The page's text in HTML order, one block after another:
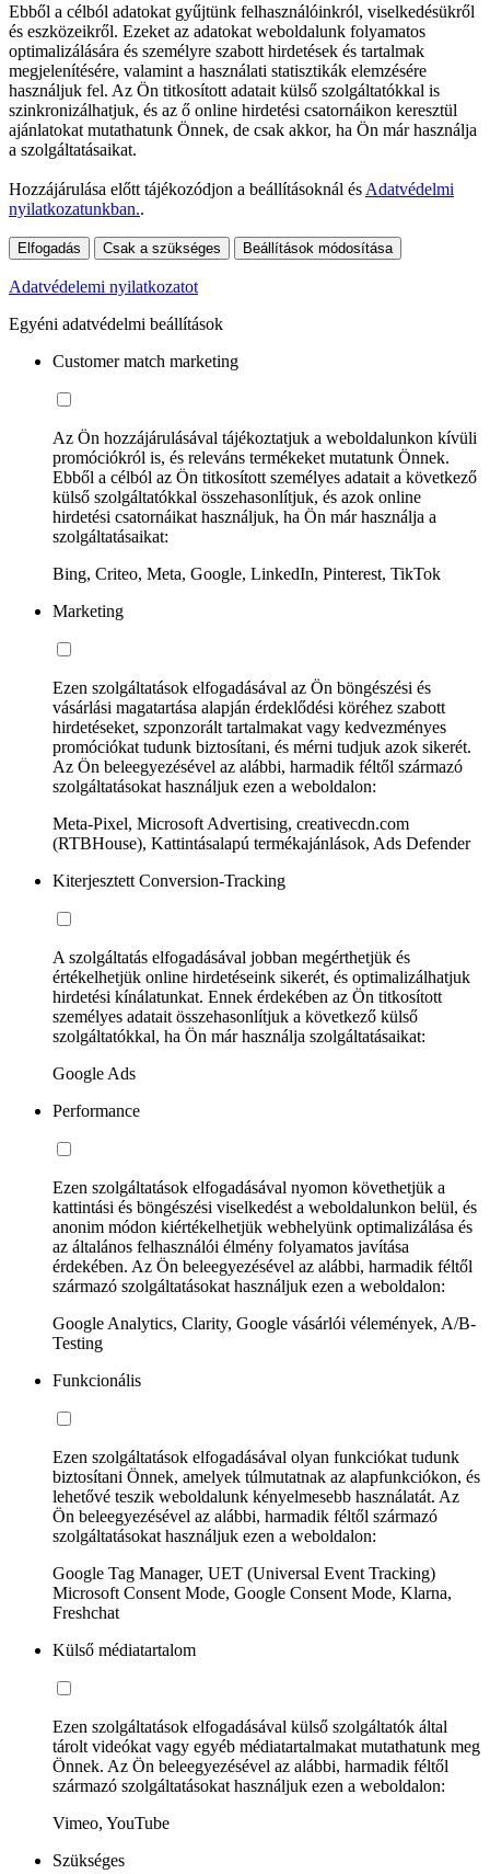
Ebből a célból adatokat gyűjtünk felhasználóinkról, viselkedésükről
és eszközeikről. Ezeket az adatokat weboldalunk folyamatos
optimalizálására és személyre szabott hirdetések és tartalmak
megjelenítésére, valamint a használati statisztikák elemzésére
használjuk fel. Az Ön titkosított adatait külső szolgáltatókkal is
szinkronizálhatjuk, és az ő online hirdetési csatornáikon keresztül
ajánlatokat mutathatunk Önnek, de csak akkor, ha Ön már használja
a szolgáltatásaikat.
Hozzájárulása előtt tájékozódjon a beállításoknál és Adatvédelmi
nyilatkozatunkban..
Elfogadás Csak a szükséges Beállítások módosítása
Adatvédelemi nyilatkozatot
Egyéni adatvédelmi beállítások
Customer match marketing
Az Ön hozzájárulásával tájékoztatjuk a weboldalunkon kívüli
promóciókról is, és releváns termékeket mutatunk Önnek.
Ebből a célból az Ön titkosított személyes adatait a következő
külső szolgáltatókkal összehasonlítjuk, és azok online
hirdetési csatornáikat használjuk, ha Ön már használja a
szolgáltatásaikat:
Bing, Criteo, Meta, Google, LinkedIn, Pinterest, TikTok
Marketing
Ezen szolgáltatások elfogadásával az Ön böngészési és
vásárlási magatartása alapján érdeklődési köréhez szabott
hirdetéseket, szponzorált tartalmakat vagy kedvezményes
promóciókat tudunk biztosítani, és mérni tudjuk azok sikerét.
Az Ön beleegyezésével az alábbi, harmadik féltől származó
szolgáltatásokat használjuk ezen a weboldalon:
Meta-Pixel, Microsoft Advertising, creativecdn.com
(RTBHouse), Kattintásalapú termékajánlások, Ads Defender
Kiterjesztett Conversion-Tracking
A szolgáltatás elfogadásával jobban megérthetjük és
értékelhetjük online hirdetéseink sikerét, és optimalizálhatjuk
hirdetési kínálatunkat. Ennek érdekében az Ön titkosított
személyes adatait összehasonlítjuk a következő külső
szolgáltatókkal, ha Ön már használja szolgáltatásaikat:
Google Ads
Performance
Ezen szolgáltatások elfogadásával nyomon követhetjük a
kattintási és böngészési viselkedést a weboldalunkon belül, és
anonim módon kiértékelhetjük webhelyünk optimalizálása és
az általános felhasználói élmény folyamatos javítása
érdekében. Az Ön beleegyezésével az alábbi, harmadik féltől
származó szolgáltatásokat használjuk ezen a weboldalon:
Google Analytics, Clarity, Google vásárlói vélemények, A/B-
Testing
Funkcionális
Ezen szolgáltatások elfogadásával olyan funkciókat tudunk
biztosítani Önnek, amelyek túlmutatnak az alapfunkciókon, és
lehetővé teszik weboldalunk kényelmesebb használatát. Az
Ön beleegyezésével az alábbi, harmadik féltől származó
szolgáltatásokat használjuk ezen a weboldalon:
Google Tag Manager, UET (Universal Event Tracking)
Microsoft Consent Mode, Google Consent Mode, Klarna,
Freshchat
Külső médiatartalom
Ezen szolgáltatások elfogadásával külső szolgáltatók által
tárolt videókat vagy egyéb médiatartalmakat mutathatunk meg
Önnek. Az Ön beleegyezésével az alábbi, harmadik féltől
származó szolgáltatásokat használjuk ezen a weboldalon:
Vimeo, YouTube
Szükséges